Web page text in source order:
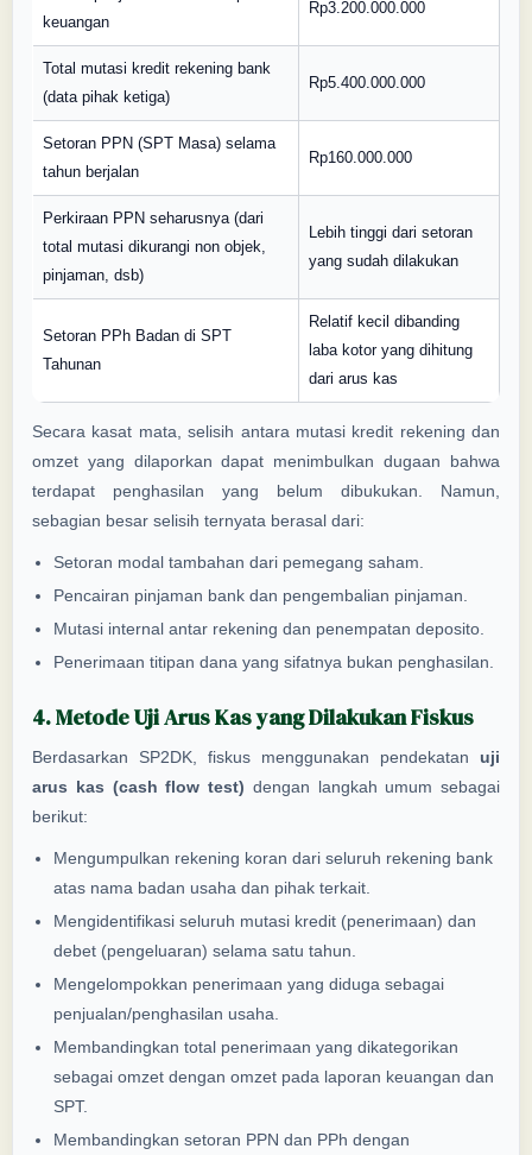
keuangan
Rp3.200.000.000
Total mutasi kredit rekening bank
(data pihak ketiga)
Rp5.400.000.000
Setoran PPN (SPT Masa) selama
tahun berjalan
Rp160.000.000
Perkiraan PPN seharusnya (dari
total mutasi dikurangi non objek,
pinjaman, dsb)
Lebih tinggi dari setoran
yang sudah dilakukan
Setoran PPh Badan di SPT
Tahunan
Relatif kecil dibanding
laba kotor yang dihitung
dari arus kas
Secara kasat mata, selisih antara mutasi kredit rekening dan
omzet yang dilaporkan dapat menimbulkan dugaan bahwa
terdapat penghasilan yang belum dibukukan. Namun,
sebagian besar selisih ternyata berasal dari:
Setoran modal tambahan dari pemegang saham.
Pencairan pinjaman bank dan pengembalian pinjaman.
Mutasi internal antar rekening dan penempatan deposito.
Penerimaan titipan dana yang sifatnya bukan penghasilan.
4. Metode Uji Arus Kas yang Dilakukan Fiskus
Berdasarkan SP2DK, fiskus menggunakan pendekatan uji
arus kas (cash flow test) dengan langkah umum sebagai
berikut:
Mengumpulkan rekening koran dari seluruh rekening bank
atas nama badan usaha dan pihak terkait.
Mengidentifikasi seluruh mutasi kredit (penerimaan) dan
debet (pengeluaran) selama satu tahun.
Mengelompokkan penerimaan yang diduga sebagai
penjualan/penghasilan usaha.
Membandingkan total penerimaan yang dikategorikan
sebagai omzet dengan omzet pada laporan keuangan dan
SPT.
Membandingkan setoran PPN dan PPh dengan